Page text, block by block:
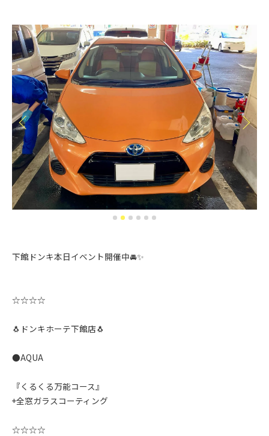
下館ドンキ本日イベント開催中🚘✨️
☆☆☆☆
🐧ドンキホーテ下館店🐧
●AQUA
『くるくる万能コース』
+全窓ガラスコーティング
☆☆☆☆